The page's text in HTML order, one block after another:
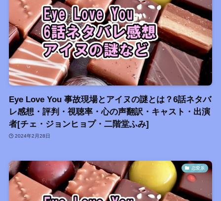
Eye Love You 事故現場とアイヌの謎とは？6話ネタバ
レ感想・評判・視聴率・心の声翻訳・キャスト・出演
者[チェ・ジョンヒョプ・二階堂ふみ]
2024年2月28日
恋愛系